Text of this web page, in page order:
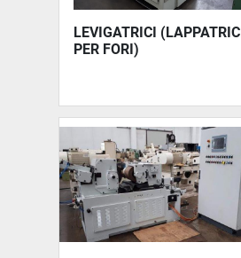
LEVIGATRICI (LAPPATRICI
PER FORI)